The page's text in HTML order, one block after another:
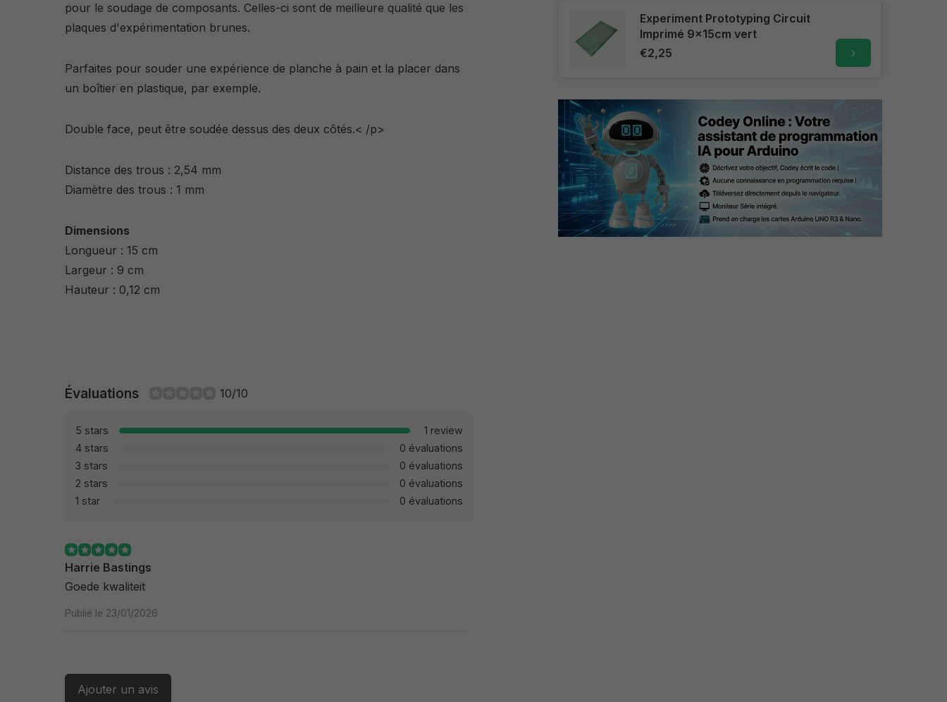
pour le soudage de composants. Celles-ci sont de meilleure qualité que les
plaques d'expérimentation brunes.
Parfaites pour souder une expérience de planche à pain et la placer dans
un boîtier en plastique, par exemple.
Double face, peut être soudée dessus des deux côtés.< /p>
Distance des trous : 2,54 mm
Diamètre des trous : 1 mm
Dimensions
Longueur : 15 cm
Largeur : 9 cm
Hauteur : 0,12 cm
Évaluations 10/10
5 stars
1 review
4 stars
0 évaluations
3 stars
0 évaluations
2 stars
0 évaluations
1 star
0 évaluations
Harrie Bastings
Goede kwaliteit
Publié le 23/01/2026
Ajouter un avis
Experiment Prototyping Circuit
Imprimé 9x15cm vert
€2,25